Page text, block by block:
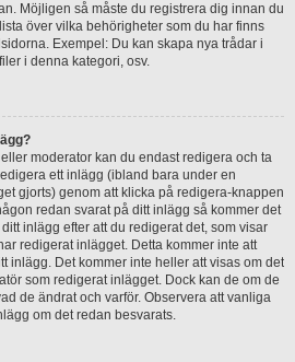
Möjligen så måste du registrera dig innan du
över vilka behörigheter som du har finns
Exempel: Du kan skapa nya trådar i
i denna kategori, osv.
moderator kan du endast redigera och ta
ett inlägg (ibland bara under en
gjorts) genom att klicka på redigera-knappen
redan svarat på ditt inlägg så kommer det
inlägg efter att du redigerat det, som visar
redigerat inlägget. Detta kommer inte att
inlägg. Det kommer inte heller att visas om det
som redigerat inlägget. Dock kan de om de
de ändrat och varför. Observera att vanliga
om det redan besvarats.